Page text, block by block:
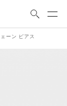
ーン ピアス